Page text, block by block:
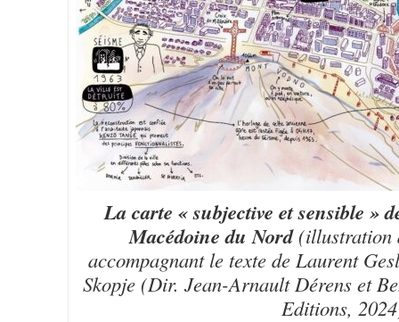
La carte « subjective et sensible »
Macédoine du Nord(illustration
accompagnant le texte de Laurent
Skopje (Dir. Jean-Arnault Dérens et
Editions,